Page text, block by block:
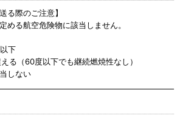
る際のご注意】
める航空危険物に該当しません。
下
る（60度以下でも継続燃焼性なし）
しない